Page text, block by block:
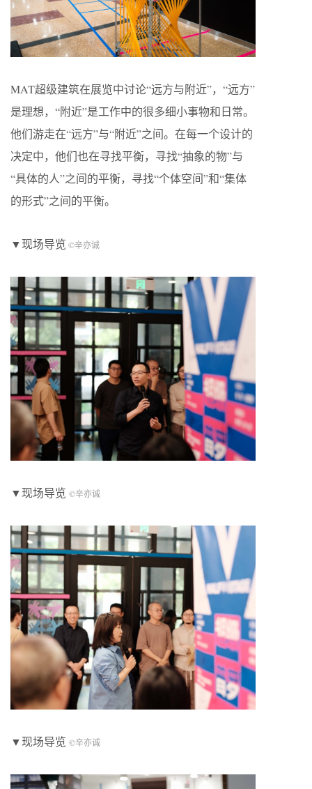
MAT超级建筑在展览中讨论“远方与附近”，“远方”
是理想，“附近”是工作中的很多细小事物和日常。
他们游走在“远方”与“附近”之间。在每一个设计的
决定中，他们也在寻找平衡，寻找“抽象的物”与
“具体的人”之间的平衡，寻找“个体空间”和“集体
的形式”之间的平衡。
▼现场导览 ©辛亦诚
▼现场导览 ©辛亦诚
▼现场导览 ©辛亦诚